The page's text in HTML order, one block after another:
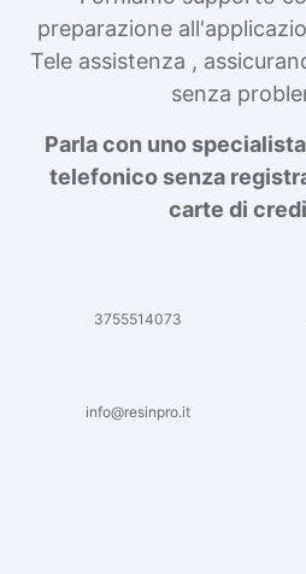
preparazione
Tele assistenza ,
senza
Parla con uno
telefonico senza
carte di
3755514073
info@resinpro.it